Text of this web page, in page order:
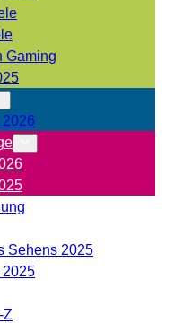
Gaming
Sehens 2025
2025
Z